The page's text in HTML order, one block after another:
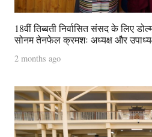
18वीं तिब्बती निर्वासित संसद के लिए
सोनम तेनफेल क्रमशः अध्यक्ष और
2 months ago